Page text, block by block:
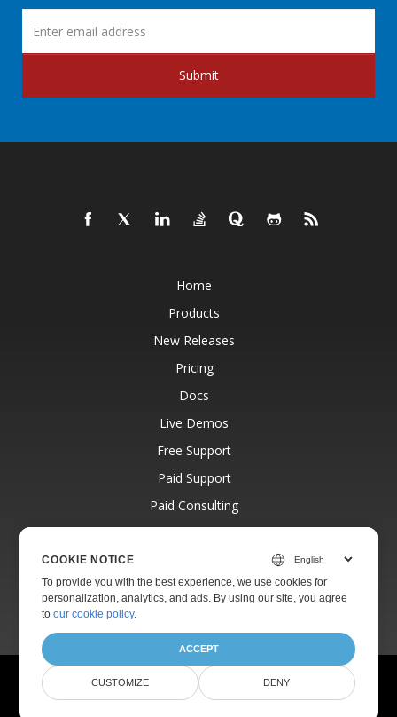
Submit
Home
Products
New Releases
Pricing
Docs
Live Demos
Free Support
Paid Support
Paid Consulting
Blog
About
© Aspose Pty Ltd 2001-2026.
All Rights Reserved.
Terms of use
COOKIE NOTICE
To provide you with the best experience, we use cookies for
personalization, analytics, and ads. By using our site, you agree
toour cookie policy.
ACCEPT
CUSTOMIZE DENY